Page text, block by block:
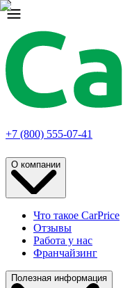
+7 (800) 555-07-41
О компании
Что такое CarPrice
Отзывы
Работа у нас
Франчайзинг
Полезная информация